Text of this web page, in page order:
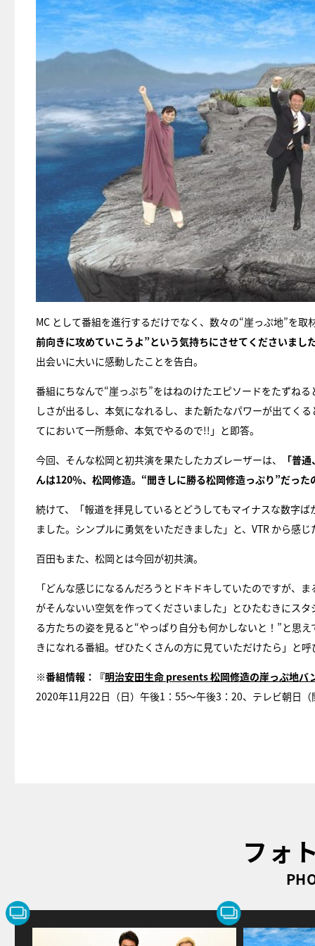
MC として番組を進行するだけでなく、数々の“崖っぷ地”を取
前向きに攻めていこうよ”という気持ちにさせてくださいま
出会いに大いに感動したことを告白。
番組にちなんで“崖っぷち”をはねのけたエピソードをたずね
しさが出るし、本気になれるし、また新たなパワーが出てく
てにおいて一所懸命、本気でやるので!!」と即答。
今回、そんな松岡と初共演を果たしたカズレーザーは、
「普
んは120％、松岡修造。“聞きしに勝る松岡修造っぷり”だっ
続けて、「報道を拝見しているとどうしてもマイナスな数字
ました。シンプルに勇気をいただきました」と、VTR から感
百田もまた、松岡とは今回が初共演。
「どんな感じになるんだろうとドキドキしていたのですが、
がそんないい空気を作ってくださいました」とひたむきにス
る方たちの姿を見ると“やっぱり自分も何かしないと！”と思え
きになれる番組。ぜひたくさんの方に見ていただけたら」と
※番組情報：『明治安田生命 presents 松岡修造の崖っぷ地バ
2020年11月22日（日）午後1：55～午後3：20、テレビ朝日（
フォ